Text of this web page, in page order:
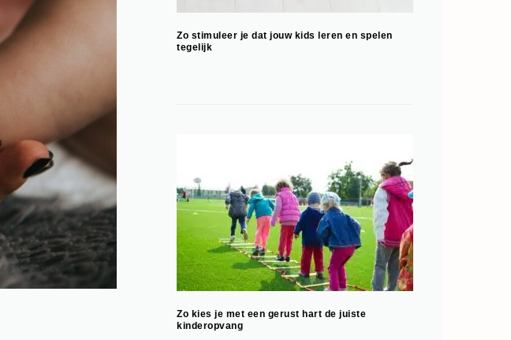
Zo stimuleer je dat jouw kids leren en spelen
tegelijk
Zo kies je met een gerust hart de juiste
kinderopvang